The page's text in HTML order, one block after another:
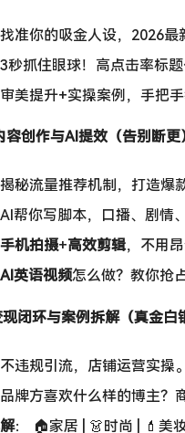
准你的吸金人设，2026最
秒抓住眼球！高点击率标题
美提升+实操案例，手把
创作与AI提效（告别断更
秘流量推荐机制，打造爆
帮你写脚本，口播、剧情
手机拍摄+高效剪辑，不用
AI英语视频怎么做？教你抢
闭环与案例拆解（真金白
违规引流，店铺运营实操。
牌方喜欢什么样的博主？
： 🏠家居 | 👗时尚 | 💄美